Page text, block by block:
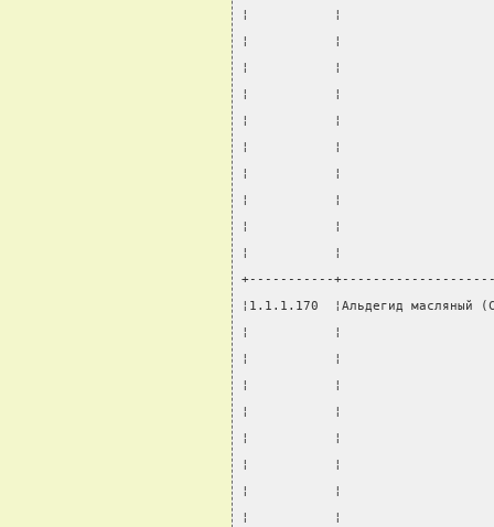
¦           ¦
¦           ¦
¦           ¦
¦           ¦
¦           ¦
¦           ¦
¦           ¦
¦           ¦
¦           ¦
¦           ¦
+-----------
¦1.1.1.170  ¦Альдегид
¦           ¦
¦           ¦
¦           ¦
¦           ¦
¦           ¦
¦           ¦
¦           ¦
¦           ¦